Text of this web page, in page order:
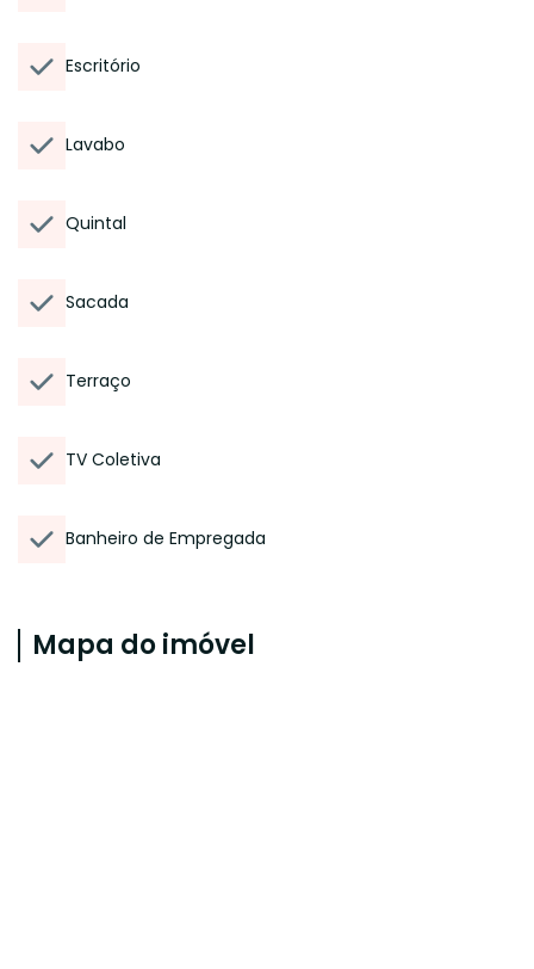
Escritório
Lavabo
Quintal
Sacada
Terraço
TV Coletiva
Banheiro de Empregada
Mapa do imóvel